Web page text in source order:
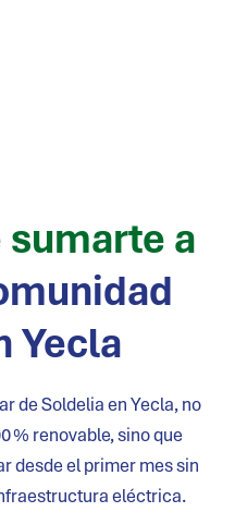
a
Yecla
de Soldelia enYecla, no
% renovable, sino que
desde el primer mes sin
eléctrica.